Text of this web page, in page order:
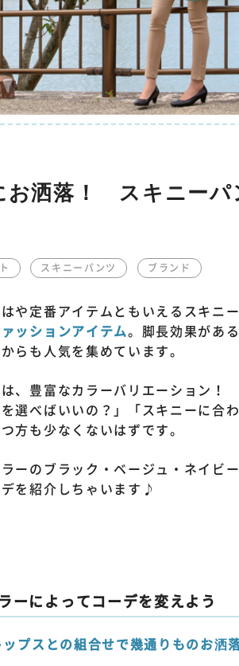
お洒落！ スキニーパ
スキニーパンツ ブランド
や定番アイテムともいえるスキニー
ッションアイテム。脚長効果があ
らも人気を集めています。
、豊富なカラーバリエーション！
選べばいいの？」「スキニーに合
方も少なくないはずです。
ーのブラック・ベージュ・ネイビ
を紹介しちゃいます♪
ーによってコーデを変えよう
プスとの組合せで幾通りものお洒